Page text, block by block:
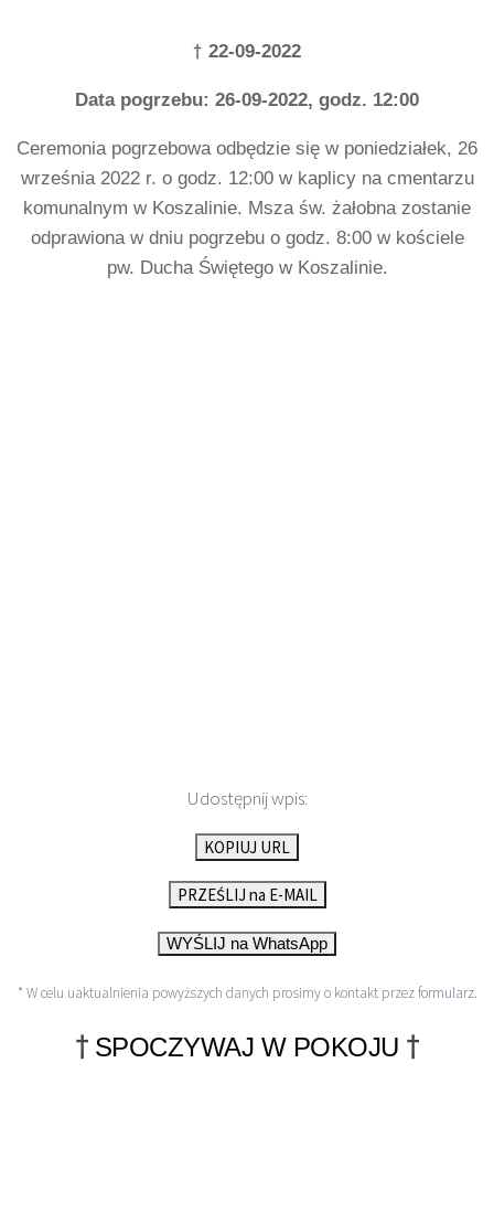
† 22-09-2022
Data pogrzebu: 26-09-2022, godz. 12:00
Ceremonia pogrzebowa odbędzie się w poniedziałek, 26
września 2022 r. o godz. 12:00 w kaplicy na cmentarzu
komunalnym w Koszalinie. Msza św. żałobna zostanie
odprawiona w dniu pogrzebu o godz. 8:00 w kościele
pw. Ducha Świętego w Koszalinie.
Udostępnij wpis:
KOPIUJ URL
PRZEŚLIJ na E-MAIL
WYŚLIJ na WhatsApp
* W celu uaktualnienia powyższych danych prosimy o kontakt przezformularz.
† SPOCZYWAJ W POKOJU †